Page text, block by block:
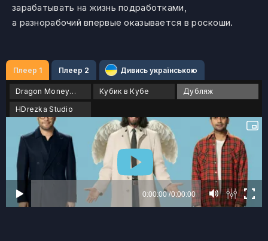
зарабатывать на жизнь подработками,
а разнорабочий впервые оказывается в роскоши.
Плеер 1 Плеер 2 Дивись українською
Dragon Money Studio Кубик в Кубе
Дубляж
HDrezka Studio